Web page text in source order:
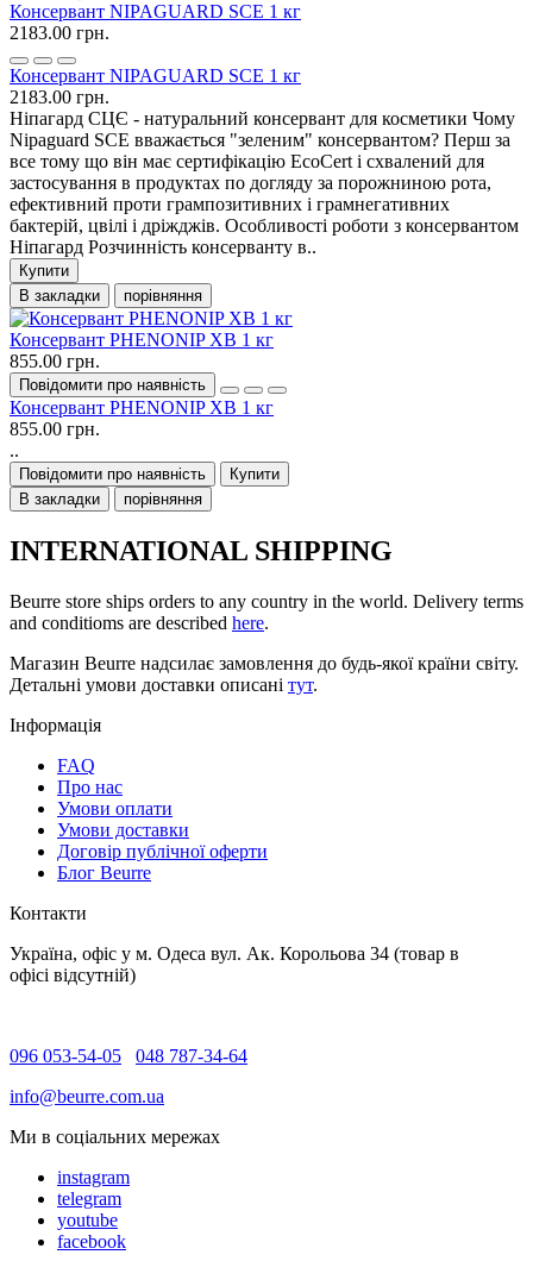
Консервант NIPAGUARD SCE 1 кг
2183.00 грн.
Консервант NIPAGUARD SCE 1 кг
2183.00 грн.
Ніпагард СЦЄ - натуральний консервант для косметики Чому
Nipaguard SCE вважається "зеленим" консервантом? Перш за
все тому що він має сертифікацію EcoCert і схвалений для
застосування в продуктах по догляду за порожниною рота,
ефективний проти грампозитивних і грамнегативних
бактерій, цвілі і дріжджів. Особливості роботи з консервантом
Ніпагард Розчинність консерванту в..
Купити
В закладки
порівняння
Консервант PHENONIP XB 1 кг
855.00 грн.
Повідомити про наявність
Консервант PHENONIP XB 1 кг
855.00 грн.
..
Повідомити про наявність
Купити
В закладки
порівняння
INTERNATIONAL SHIPPING
Beurre store ships orders to any country in the world. Delivery terms
and conditioms are described here.
Магазин Beurre надсилає замовлення до будь-якої країни світу.
Детальні умови доставки описані тут.
Інформація
FAQ
Про нас
Умови оплати
Умови доставки
Договір публічної оферти
Блог Beurre
Контакти
Україна, офіс у м. Одеса вул. Ак. Корольова 34 (товар в
офісі відсутній)
096 053-54-05
048 787-34-64
info@beurre.com.ua
Ми в соціальних мережах
instagram
telegram
youtube
facebook